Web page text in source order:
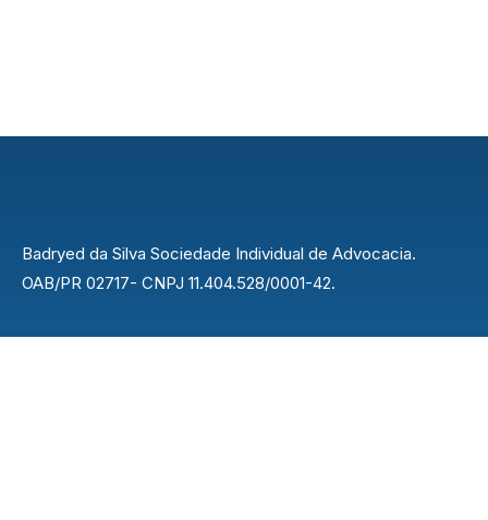
Badryed da Silva Sociedade Individual de Advocacia.
OAB/PR 02717- CNPJ 11.404.528/0001-42.